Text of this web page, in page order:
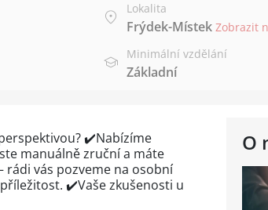
Lokalita
Frýdek-Místek Zobrazit
Minimální vzdělání
Základní
O
✔️Nabízíme
manuálně zruční a máte
vás pozveme na osobní
✔️Vaše zkušenosti u